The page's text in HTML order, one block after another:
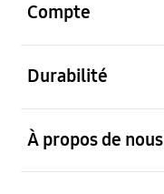
Compte
Durabilité
À propos de nous